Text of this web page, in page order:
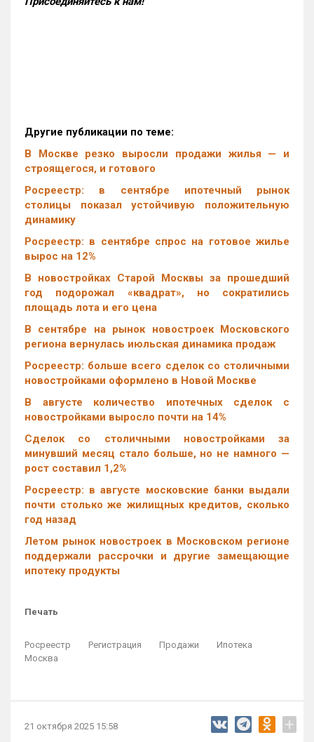
Другие публикации по теме:
В Москве резко выросли продажи жилья — и
строящегося, и готового
Росреестр: в сентябре ипотечный рынок
столицы показал устойчивую положительную
динамику
Росреестр: в сентябре спрос на готовое жилье
вырос на 12%
В новостройках Старой Москвы за прошедший
год подорожал «квадрат», но сократились
площадь лота и его цена
В сентябре на рынок новостроек Московского
региона вернулась июльская динамика продаж
Росреестр: больше всего сделок со столичными
новостройками оформлено в Новой Москве
В августе количество ипотечных сделок с
новостройками выросло почти на 14%
Cделок со столичными новостройками за
минувший месяц стало больше, но не намного —
рост составил 1,2%
Росреестр: в августе московские банки выдали
почти столько же жилищных кредитов, сколько
год назад
Летом рынок новостроек в Московском регионе
поддержали рассрочки и другие замещающие
ипотеку продукты
Печать
Росреестр Регистрация Продажи
Ипотека
Москва
21 октября 2025 15:58 +